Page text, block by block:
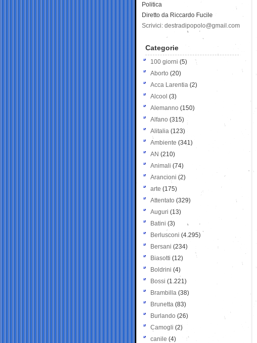
Politica
Diretto da Riccardo Fucile
Scrivici: destradipopolo@gmail.com
Categorie
100 giorni (5)
Aborto (20)
Acca Larentia (2)
Alcool (3)
Alemanno (150)
Alfano (315)
Alitalia (123)
Ambiente (341)
AN (210)
Animali (74)
Arancioni (2)
arte (175)
Attentato (329)
Auguri (13)
Batini (3)
Berlusconi (4.295)
Bersani (234)
Biasotti (12)
Boldrini (4)
Bossi (1.221)
Brambilla (38)
Brunetta (83)
Burlando (26)
Camogli (2)
canile (4)